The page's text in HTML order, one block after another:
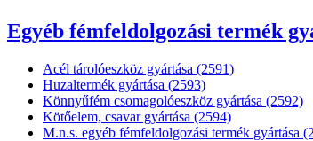
Egyéb fémfeldolgozási termék
Acél tárolóeszköz gyártása (2591)
Huzaltermék gyártása (2593)
Könnyűfém csomagolóeszköz gyártása (2592)
Kötőelem, csavar gyártása (2594)
M.n.s. egyéb fémfeldolgozási termék gyártása